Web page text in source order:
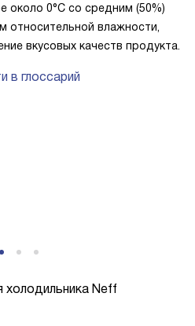
холодильника Neff
около 0°C со средним (50%)
относительной влажности,
вкусовых качеств продукта.
в глоссарий